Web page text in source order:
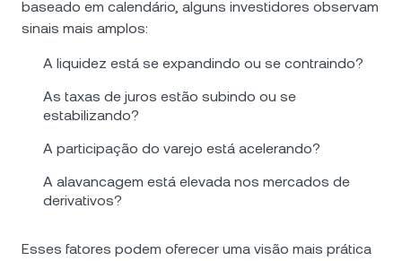
baseado em calendário, alguns investidores observam
sinais mais amplos:
A liquidez está se expandindo ou se contraindo?
As taxas de juros estão subindo ou se
estabilizando?
A participação do varejo está acelerando?
A alavancagem está elevada nos mercados de
derivativos?
Esses fatores podem oferecer uma visão mais prática